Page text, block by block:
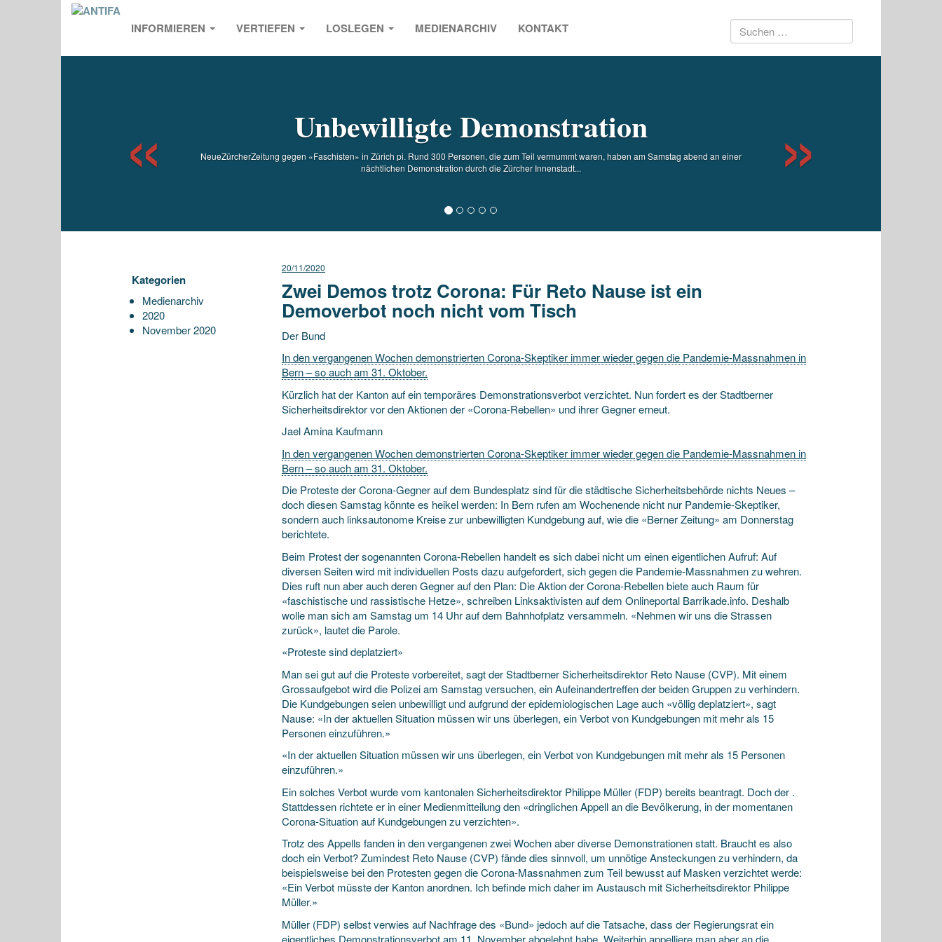
INFORMIEREN VERTIEFEN LOSLEGEN MEDIENARCHIV KONTAKT Suchen
Unbewilligte Demonstration
NeueZürcherZeitung gegen «Faschisten» in Zürich pi. Rund 300 Personen, die zum Teil vermummt waren, haben am Samstag abend an einer
nächtlichen Demonstration durch die Zürcher Innenstadt...
Kategorien
Medienarchiv
2020
November 2020
20/11/2020
Zwei Demos trotz Corona: Für Reto Nause ist ein
Demoverbot noch nicht vom Tisch
Der Bund
In den vergangenen Wochen demonstrierten Corona-Skeptiker immer wieder gegen die Pandemie-Massnahmen in
Bern – so auch am 31. Oktober.
Kürzlich hat der Kanton auf ein temporäres Demonstrationsverbot verzichtet. Nun fordert es der Stadtberner
Sicherheitsdirektor vor den Aktionen der «Corona-Rebellen» und ihrer Gegner erneut.
Jael Amina Kaufmann
In den vergangenen Wochen demonstrierten Corona-Skeptiker immer wieder gegen die Pandemie-Massnahmen in
Bern – so auch am 31. Oktober.
Die Proteste der Corona-Gegner auf dem Bundesplatz sind für die städtische Sicherheitsbehörde nichts Neues –
doch diesen Samstag könnte es heikel werden: In Bern rufen am Wochenende nicht nur Pandemie-Skeptiker,
sondern auch linksautonome Kreise zur unbewilligten Kundgebung auf, wie die «Berner Zeitung» am Donnerstag
berichtete.
Beim Protest der sogenannten Corona-Rebellen handelt es sich dabei nicht um einen eigentlichen Aufruf: Auf
diversen Seiten wird mit individuellen Posts dazu aufgefordert, sich gegen die Pandemie-Massnahmen zu wehren.
Dies ruft nun aber auch deren Gegner auf den Plan: Die Aktion der Corona-Rebellen biete auch Raum für
«faschistische und rassistische Hetze», schreiben Linksaktivisten auf dem Onlineportal Barrikade.info. Deshalb
wolle man sich am Samstag um 14 Uhr auf dem Bahnhofplatz versammeln. «Nehmen wir uns die Strassen
zurück», lautet die Parole.
«Proteste sind deplatziert»
Man sei gut auf die Proteste vorbereitet, sagt der Stadtberner Sicherheitsdirektor Reto Nause (CVP). Mit einem
Grossaufgebot wird die Polizei am Samstag versuchen, ein Aufeinandertreffen der beiden Gruppen zu verhindern.
Die Kundgebungen seien unbewilligt und aufgrund der epidemiologischen Lage auch «völlig deplatziert», sagt
Nause: «In der aktuellen Situation müssen wir uns überlegen, ein Verbot von Kundgebungen mit mehr als 15
Personen einzuführen.»
«In der aktuellen Situation müssen wir uns überlegen, ein Verbot von Kundgebungen mit mehr als 15 Personen
einzuführen.»
Ein solches Verbot wurde vom kantonalen Sicherheitsdirektor Philippe Müller (FDP) bereits beantragt. Doch der .
Stattdessen richtete er in einer Medienmitteilung den «dringlichen Appell an die Bevölkerung, in der momentanen
Corona-Situation auf Kundgebungen zu verzichten».
Trotz des Appells fanden in den vergangenen zwei Wochen aber diverse Demonstrationen statt. Braucht es also
doch ein Verbot? Zumindest Reto Nause (CVP) fände dies sinnvoll, um unnötige Ansteckungen zu verhindern, da
beispielsweise bei den Protesten gegen die Corona-Massnahmen zum Teil bewusst auf Masken verzichtet werde:
«Ein Verbot müsste der Kanton anordnen. Ich befinde mich daher im Austausch mit Sicherheitsdirektor Philippe
Müller.»
Müller (FDP) selbst verwies auf Nachfrage des «Bund» jedoch auf die Tatsache, dass der Regierungsrat ein
eigentliches Demonstrationsverbot am 11. November abgelehnt habe. Weiterhin appelliere man aber an die